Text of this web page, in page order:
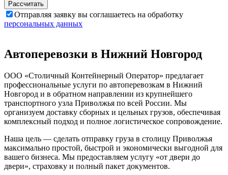
Отправляя заявку вы соглашаетесь на обработку
персональных данных
Автоперевозки в Нижний Новгород
ООО «Столичный Контейнерный Оператор» предлагает
профессиональные услуги по автоперевозкам в Нижний
Новгород и в обратном направлении из крупнейшего
транспортного узла Приволжья по всей России. Мы
организуем доставку сборных и цельных грузов, обеспечивая
комплексный подход и полное логистическое сопровождение.
Наша цель — сделать отправку груза в столицу Приволжья
максимально простой, быстрой и экономически выгодной для
вашего бизнеса. Мы предоставляем услугу «от двери до
двери», страховку и полный пакет документов.